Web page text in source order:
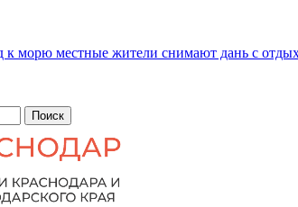
к морю местные жители снимают дань с